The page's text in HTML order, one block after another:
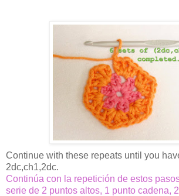
Continue with these repeats until you
2dc,ch1,2dc.
Continúa con la repetición de estos
serie de 2 puntos altos, 1 punto cadena,